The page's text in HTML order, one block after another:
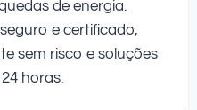
de energia.
e certificado,
sem risco e soluções
horas.